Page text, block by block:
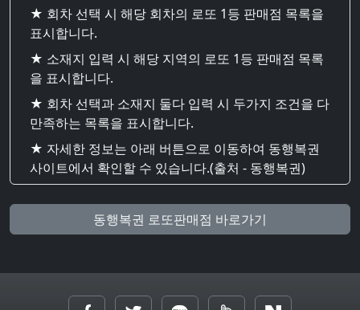
★ 회차 선택 시 해당 회차의 로또 1등 판매점 목록을
표시합니다.
★ 소재지 입력 시 해당 지역의 로또 1등 판매점 목록
을 표시합니다.
★ 회차 선택과 소재지 둘다 입력 시 두가지 조건을 다
만족하는 목록을 표시합니다.
★ 자세한 정보는 아래 버튼으로 이동하여 동행복권
사이트에서 확인할 수 있습니다.(출처 - 동행복권)
동행복권 로또판매점 바로가기